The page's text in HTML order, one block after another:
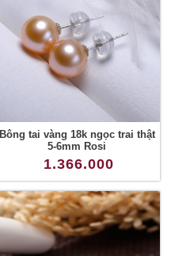
Bông tai vàng 18k ngọc trai thật
5-6mm Rosi
1.366.000